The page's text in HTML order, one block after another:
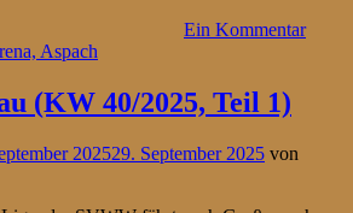
Ein Kommentar
(KW 40/2025, Teil 1)
202529. September 2025 von